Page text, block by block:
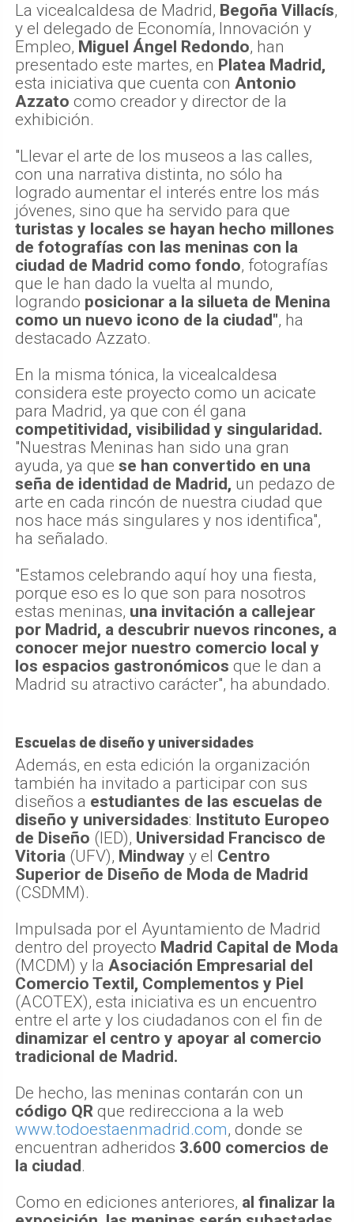
La vicealcaldesa de Madrid, Begoña Villacís,
y el delegado de Economía, Innovación y
Empleo, Miguel Ángel Redondo, han
presentado este martes, en Platea Madrid,
esta iniciativa que cuenta con Antonio
Azzato como creador y director de la
exhibición.
"Llevar el arte de los museos a las calles,
con una narrativa distinta, no sólo ha
logrado aumentar el interés entre los más
jóvenes, sino que ha servido para que
turistas y locales se hayan hecho millones
de fotografías con las meninas con la
ciudad de Madrid como fondo, fotografías
que le han dado la vuelta al mundo,
logrando posicionar a la silueta de Menina
como un nuevo icono de la ciudad", ha
destacado Azzato.
En la misma tónica, la vicealcaldesa
considera este proyecto como un acicate
para Madrid, ya que con él gana
competitividad, visibilidad y singularidad.
"Nuestras Meninas han sido una gran
ayuda, ya que se han convertido en una
seña de identidad de Madrid, un pedazo de
arte en cada rincón de nuestra ciudad que
nos hace más singulares y nos identifica",
ha señalado.
"Estamos celebrando aquí hoy una fiesta,
porque eso es lo que son para nosotros
estas meninas, una invitación a callejear
por Madrid, a descubrir nuevos rincones, a
conocer mejor nuestro comercio local y
los espacios gastronómicos que le dan a
Madrid su atractivo carácter", ha abundado.
Escuelas de diseño y universidades
Además, en esta edición la organización
también ha invitado a participar con sus
diseños a estudiantes de las escuelas de
diseño y universidades: Instituto Europeo
de Diseño (IED), Universidad Francisco de
Vitoria (UFV), Mindway y el Centro
Superior de Diseño de Moda de Madrid
(CSDMM).
Impulsada por el Ayuntamiento de Madrid
dentro del proyecto Madrid Capital de Moda
(MCDM) y la Asociación Empresarial del
Comercio Textil, Complementos y Piel
(ACOTEX), esta iniciativa es un encuentro
entre el arte y los ciudadanos con el fin de
dinamizar el centro y apoyar al comercio
tradicional de Madrid.
De hecho, las meninas contarán con un
código QR que redirecciona a la web
www.todoestaenmadrid.com, donde se
encuentran adheridos 3.600 comercios de
la ciudad.
Como en ediciones anteriores, al finalizar la